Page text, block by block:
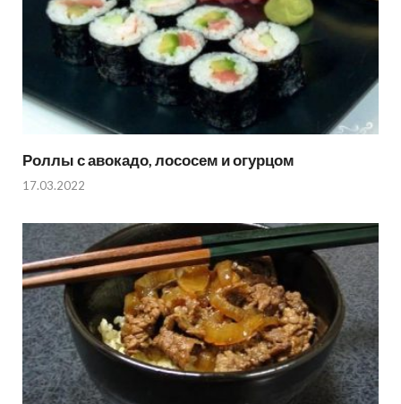
Роллы с авокадо, лососем и огурцом
17.03.2022